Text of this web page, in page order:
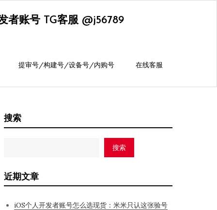
者账号 TG客服 @j56789
提审号/构建号/设备号/内购号 在线客服
搜索
搜索
近期文章
iOS个人开发者账号怎么选现货：米米只认这张验号